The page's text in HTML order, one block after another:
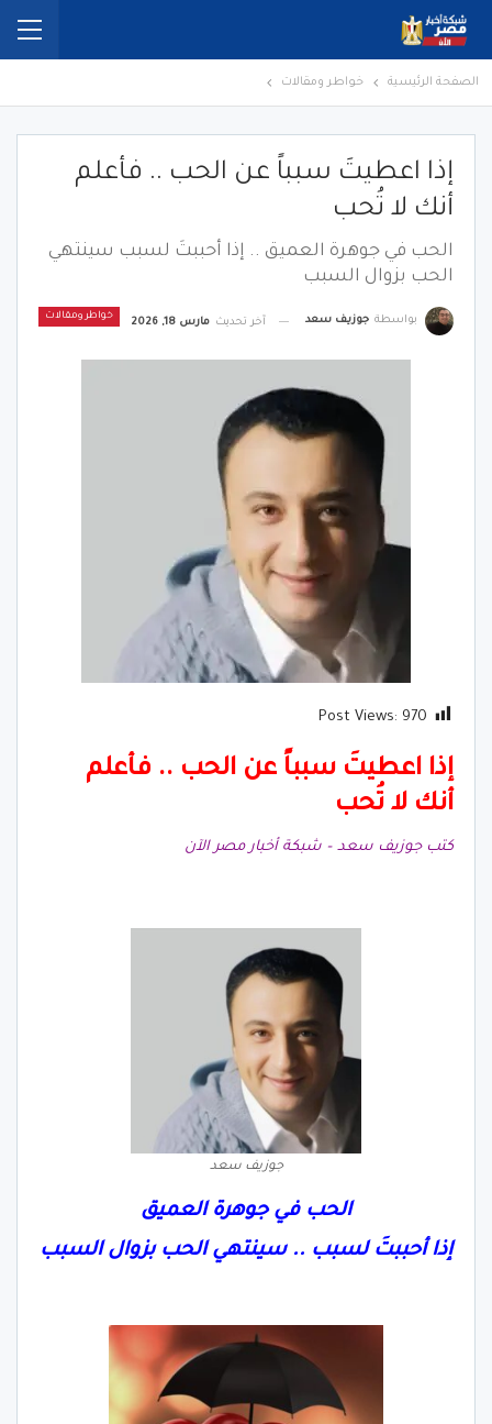
الصفحة الرئيسية خواطر ومقالات
إذا اعطيتَ سبباً عن الحب .. فأعلم
أنك لا تُحب
الحب في جوهرة العميق .. إذا أحببتَ لسبب سينتهي
الحب بزوال السبب
خواطر ومقالات بواسطة جوزيف سعد آخر تحديث مارس 18, 2026
Post Views: 970
إذا اعطيتَ سبباً عن الحب .. فأعلم
أنك لا تُحب
كتب جوزيف سعد – شبكة أخبار مصر الآن
جوزيف سعد
الحب في جوهرة العميق
إذا أحببتَ لسبب .. سينتهي الحب بزوال السبب